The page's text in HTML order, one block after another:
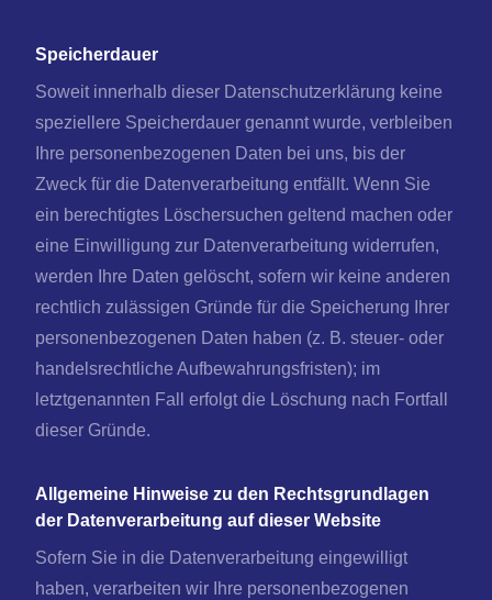
Speicherdauer
Soweit innerhalb dieser Datenschutzerklärung keine
speziellere Speicherdauer genannt wurde, verbleiben
Ihre personenbezogenen Daten bei uns, bis der
Zweck für die Datenverarbeitung entfällt. Wenn Sie
ein berechtigtes Löschersuchen geltend machen oder
eine Einwilligung zur Datenverarbeitung widerrufen,
werden Ihre Daten gelöscht, sofern wir keine anderen
rechtlich zulässigen Gründe für die Speicherung Ihrer
personenbezogenen Daten haben (z. B. steuer- oder
handelsrechtliche Aufbewahrungsfristen); im
letztgenannten Fall erfolgt die Löschung nach Fortfall
dieser Gründe.
Allgemeine Hinweise zu den Rechtsgrundlagen
der Datenverarbeitung auf dieser Website
Sofern Sie in die Datenverarbeitung eingewilligt
haben, verarbeiten wir Ihre personenbezogenen